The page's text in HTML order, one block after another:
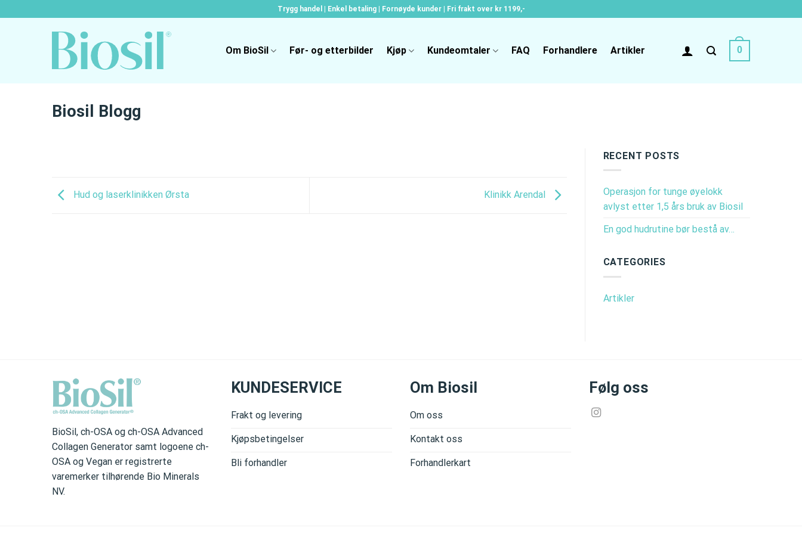
to
Trygg handel | Enkel betaling | Fornøyde kunder | Fri frakt over kr 1199,-
Om BioSil Før- og etterbilder Kjøp Kundeomtaler FAQ Forhandlere Artikler 0
Biosil Blogg
Hud og laserklinikken Ørsta Klinikk Arendal
RECENT POSTS
Operasjon for tunge øyelokk
avlyst etter 1,5 års bruk av Biosil
En god hudrutine bør bestå av…
CATEGORIES
Artikler
BioSil, ch-OSA og ch-OSA Advanced
Collagen Generator samt logoene ch-
OSA og Vegan er registrerte
varemerker tilhørende Bio Minerals
NV.
KUNDESERVICE
Frakt og levering
Kjøpsbetingelser
Bli forhandler
Om Biosil
Om oss
Kontakt oss
Forhandlerkart
Følg oss